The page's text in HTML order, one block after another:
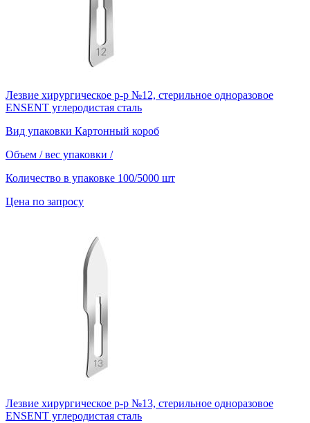
Лезвие хирургическое р-р №12, стерильное одноразовое
ENSENT углеродистая сталь
Вид упаковки Картонный короб
Объем / вес упаковки /
Количество в упаковке 100/5000 шт
Цена по запросу
Лезвие хирургическое р-р №13, стерильное одноразовое
ENSENT углеродистая сталь